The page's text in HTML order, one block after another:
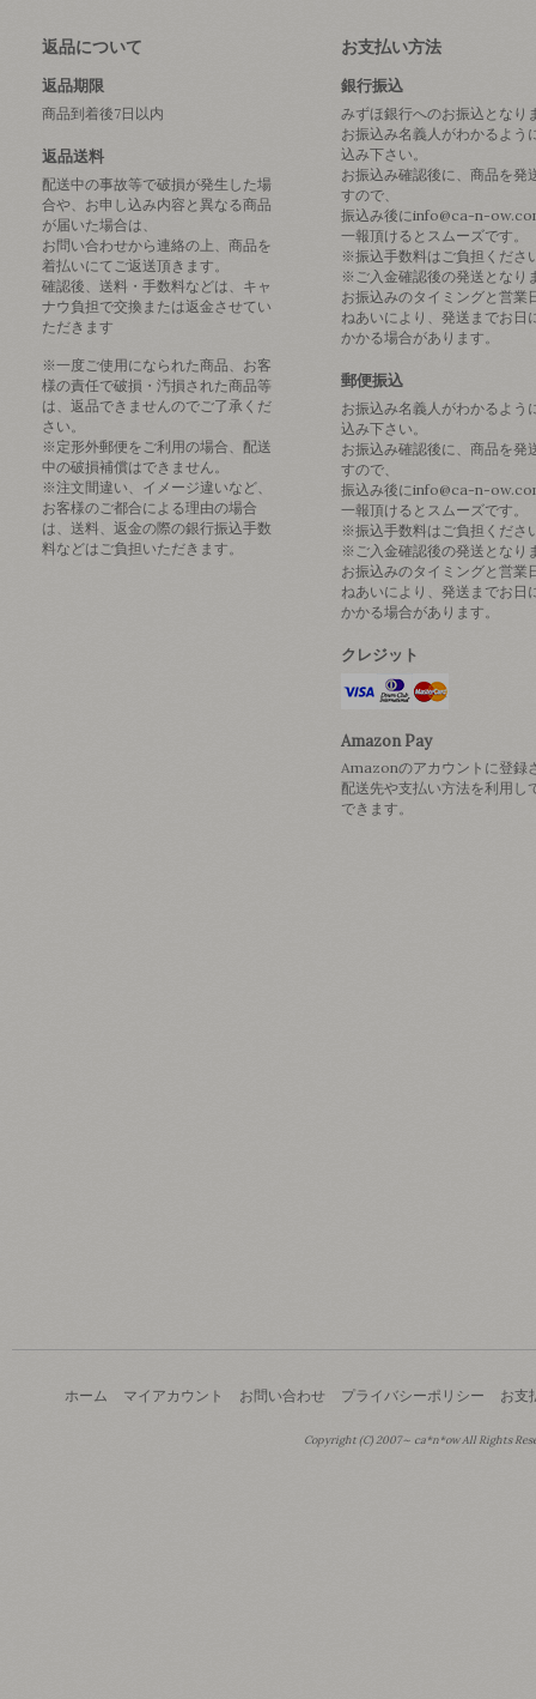
返品について
返品期限
商品到着後7日以内
返品送料
配送中の事故等で破損が発生した場
合や、お申し込み内容と異なる商品
が届いた場合は、
お問い合わせから連絡の上、商品を
着払いにてご返送頂きます。
確認後、送料・手数料などは、キャ
ナウ負担で交換または返金させてい
ただきます
※一度ご使用になられた商品、お客
様の責任で破損・汚損された商品等
は、返品できませんのでご了承くだ
さい。
※定形外郵便をご利用の場合、配送
中の破損補償はできません。
※注文間違い、イメージ違いなど、
お客様のご都合による理由の場合
は、送料、返金の際の銀行振込手数
料などはご負担いただきます。
お支払い方法
銀行振込
みずほ銀行へのお振込となり
お振込み名義人がわかるよう
込み下さい。
お振込み確認後に、商品を発
すので、
振込み後にinfo@ca-n-
一報頂けるとスムーズです。
※振込手数料はご負担くださ
※ご入金確認後の発送となり
お振込みのタイミングと営業
ねあいにより、発送までお日
かかる場合があります。
郵便振込
お振込み名義人がわかるよう
込み下さい。
お振込み確認後に、商品を発
すので、
振込み後にinfo@ca-n-
一報頂けるとスムーズです。
※振込手数料はご負担くださ
※ご入金確認後の発送となり
お振込みのタイミングと営業
ねあいにより、発送までお日
かかる場合があります。
クレジット
Amazon Pay
Amazonのアカウントに登録
配送先や支払い方法を利用し
できます。
ホーム マイアカウント お問い合わせ プライバシーポリシー お支
Copyright (C) 2007～ ca*n*ow All Rights